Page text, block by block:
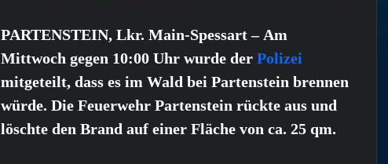
PARTENSTEIN, Lkr. Main-Spessart – Am
Mittwoch gegen 10:00 Uhr wurde der Polizei
mitgeteilt, dass es im Wald bei Partenstein brennen
würde. Die Feuerwehr Partenstein rückte aus und
löschte den Brand auf einer Fläche von ca. 25 qm.